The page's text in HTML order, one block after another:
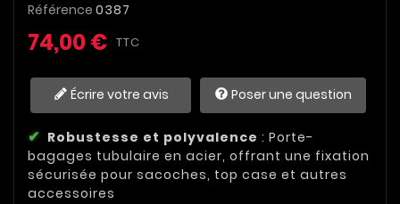
Référence 0387
74,00 € TTC
Écrire votre avis Poser une question
Robustesse et polyvalence : Porte-
bagages tubulaire en acier, offrant une fixation
sécurisée pour sacoches, top case et autres
accessoires